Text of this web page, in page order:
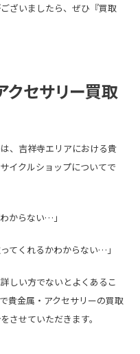
ざいましたら、ぜひ『買取
セサリー買取
、 吉祥寺エリアにおける貴
イクルショップについてで
からない… 」
てくれるかわからない… 」
しい方でないとよくあるこ
貴金属・アクセサリーの買取
させていただきます。